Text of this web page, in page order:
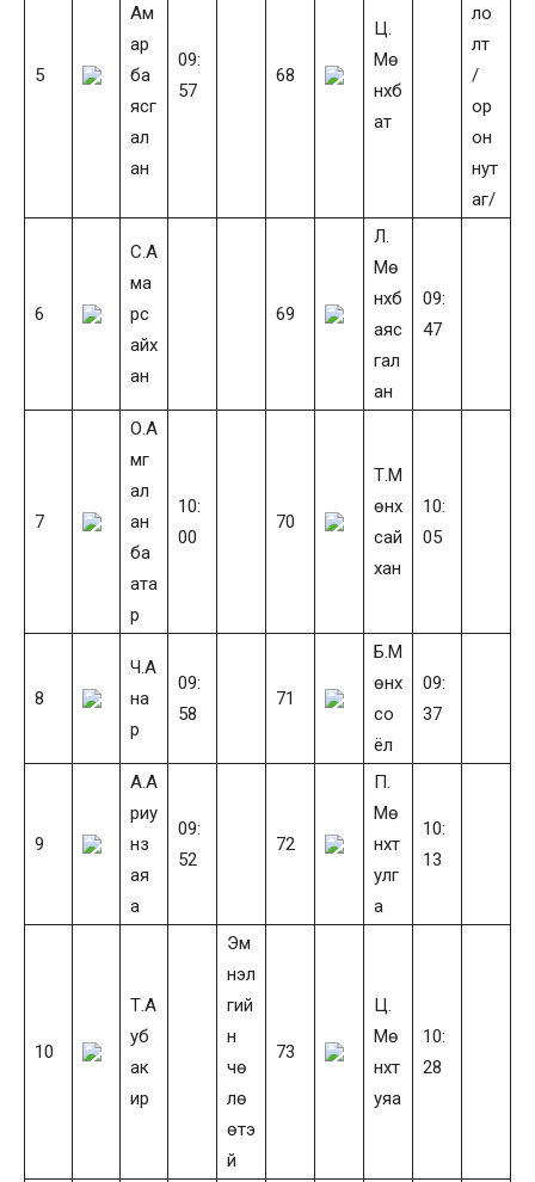
5
Ам
ар
ба
ясг
ал
ан
09:
57
68
Ц.
Мө
нхб
ат
ло
лт
/
ор
он
нут
аг/
6
С.А
ма
рс
айх
ан
69
Л.
Мө
нхб
аяс
гал
ан
09:
47
7
О.А
мг
ал
ан
ба
ата
р
10:
00
70
Т.М
өнх
сай
хан
10:
05
8
Ч.А
на
р
09:
58
71
Б.М
өнх
со
ёл
09:
37
9
А.А
риу
нз
ая
а
09:
52
72
П.
Мө
нхт
улг
а
10:
13
10
Т.А
уб
ак
ир
Эм
нэл
гий
н
чө
лө
өтэ
й
73
Ц.
Мө
нхт
уяа
10:
28